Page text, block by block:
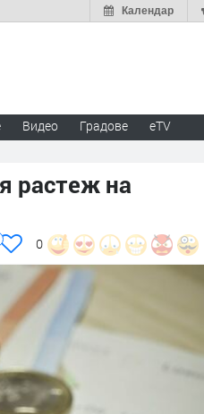
Календар
Видео Градове eTV
растеж на
0